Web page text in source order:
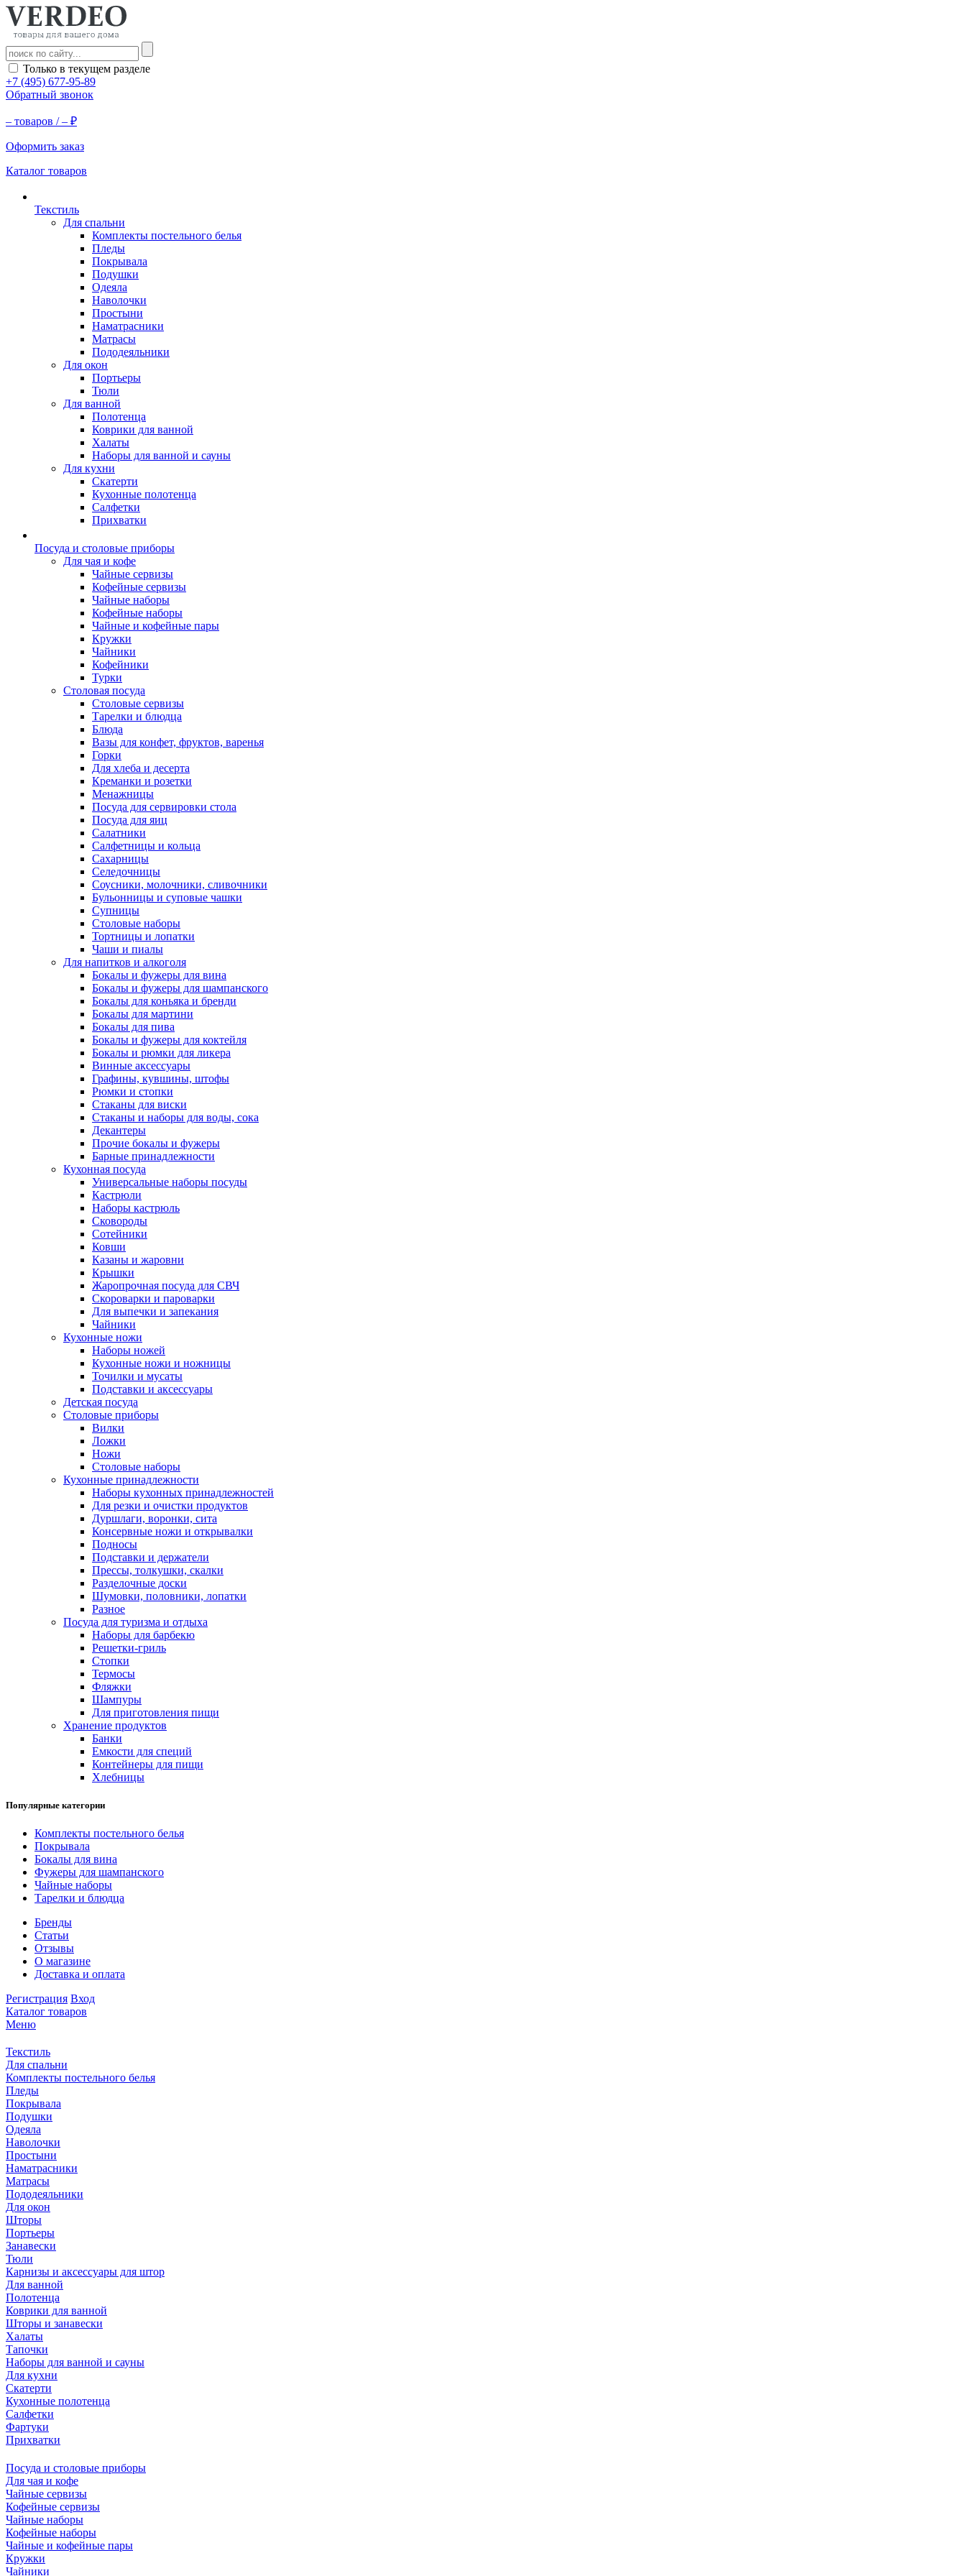
Только в текущем разделе
+7 (495) 677-95-89
Обратный звонок
– товаров /– ₽
Оформить заказ
Каталог товаров
Текстиль
Для спальни
Комплекты постельного белья
Пледы
Покрывала
Подушки
Одеяла
Наволочки
Простыни
Наматрасники
Матрасы
Пододеяльники
Для окон
Портьеры
Тюли
Для ванной
Полотенца
Коврики для ванной
Халаты
Наборы для ванной и сауны
Для кухни
Скатерти
Кухонные полотенца
Салфетки
Прихватки
Посуда и столовые приборы
Для чая и кофе
Чайные сервизы
Кофейные сервизы
Чайные наборы
Кофейные наборы
Чайные и кофейные пары
Кружки
Чайники
Кофейники
Турки
Столовая посуда
Столовые сервизы
Тарелки и блюдца
Блюда
Вазы для конфет, фруктов, варенья
Горки
Для хлеба и десерта
Креманки и розетки
Менажницы
Посуда для сервировки стола
Посуда для яиц
Салатники
Салфетницы и кольца
Сахарницы
Селедочницы
Соусники, молочники, сливочники
Бульонницы и суповые чашки
Супницы
Столовые наборы
Тортницы и лопатки
Чаши и пиалы
Для напитков и алкоголя
Бокалы и фужеры для вина
Бокалы и фужеры для шампанского
Бокалы для коньяка и бренди
Бокалы для мартини
Бокалы для пива
Бокалы и фужеры для коктейля
Бокалы и рюмки для ликера
Винные аксессуары
Графины, кувшины, штофы
Рюмки и стопки
Стаканы для виски
Стаканы и наборы для воды, сока
Декантеры
Прочие бокалы и фужеры
Барные принадлежности
Кухонная посуда
Универсальные наборы посуды
Кастрюли
Наборы кастрюль
Сковороды
Сотейники
Ковши
Казаны и жаровни
Крышки
Жаропрочная посуда для СВЧ
Скороварки и пароварки
Для выпечки и запекания
Чайники
Кухонные ножи
Наборы ножей
Кухонные ножи и ножницы
Точилки и мусаты
Подставки и аксессуары
Детская посуда
Столовые приборы
Вилки
Ложки
Ножи
Столовые наборы
Кухонные принадлежности
Наборы кухонных принадлежностей
Для резки и очистки продуктов
Дуршлаги, воронки, сита
Консервные ножи и открывалки
Подносы
Подставки и держатели
Прессы, толкушки, скалки
Разделочные доски
Шумовки, половники, лопатки
Разное
Посуда для туризма и отдыха
Наборы для барбекю
Решетки-гриль
Стопки
Термосы
Фляжки
Шампуры
Для приготовления пищи
Хранение продуктов
Банки
Емкости для специй
Контейнеры для пищи
Хлебницы
Популярные категории
Комплекты постельного белья
Покрывала
Бокалы для вина
Фужеры для шампанского
Чайные наборы
Тарелки и блюдца
Бренды
Статьи
Отзывы
О магазине
Доставка и оплата
Регистрация Вход
Каталог товаров
Меню
Текстиль
Для спальни
Комплекты постельного белья
Пледы
Покрывала
Подушки
Одеяла
Наволочки
Простыни
Наматрасники
Матрасы
Пододеяльники
Для окон
Шторы
Портьеры
Занавески
Тюли
Карнизы и аксессуары для штор
Для ванной
Полотенца
Коврики для ванной
Шторы и занавески
Халаты
Тапочки
Наборы для ванной и сауны
Для кухни
Скатерти
Кухонные полотенца
Салфетки
Фартуки
Прихватки
Посуда и столовые приборы
Для чая и кофе
Чайные сервизы
Кофейные сервизы
Чайные наборы
Кофейные наборы
Чайные и кофейные пары
Кружки
Чайники